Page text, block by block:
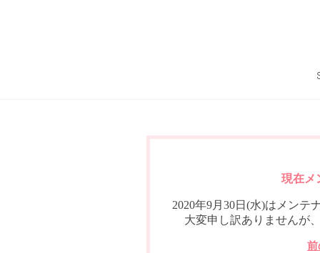
現在メ
2020年9月30日(水)はメンテ
大変申し訳ありませんが
前